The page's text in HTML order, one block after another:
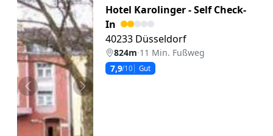
Zurück Weiter
Hotel Karolinger - Self Check-
In
40233 Düsseldorf
824m·11 Min. Fußweg
7,9/10 Gut